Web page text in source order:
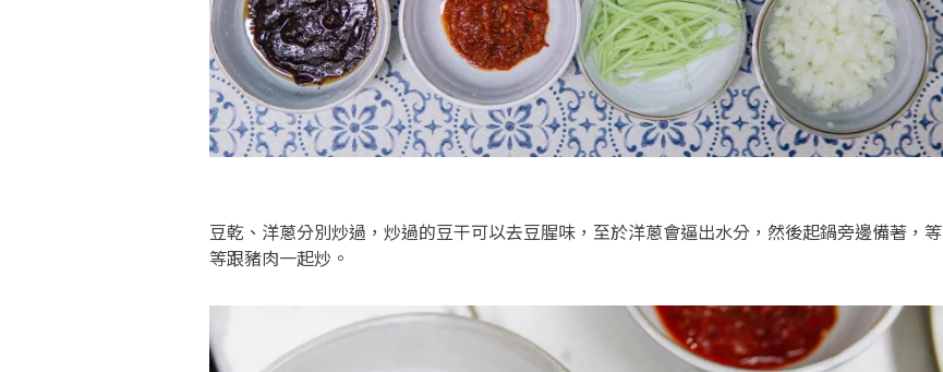
豆乾、洋蔥分別炒過，炒過的豆干可以去豆腥味，至於洋蔥會逼出水分，然後起鍋旁邊備著，等
等跟豬肉一起炒。